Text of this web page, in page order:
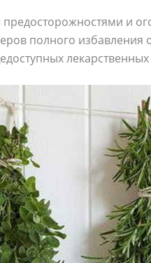
предосторожностями и
полного
лекарственных